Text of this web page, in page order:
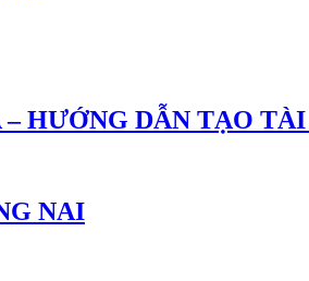
HƯỚNG DẪN TẠO
NAI